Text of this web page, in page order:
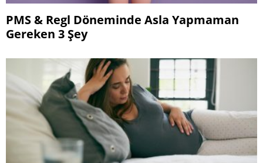
PMS & Regl Döneminde Asla Yapmaman
Gereken 3 Şey